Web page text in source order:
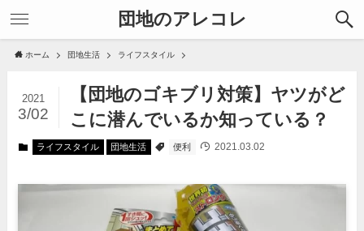
団地のアレコレ
ホーム 団地生活 ライフスタイル
【団地のゴキブリ対策】ヤツがど
こに潜んでいるか知っている？
2021
3/02
ライフスタイル 団地生活 便利 2021.03.02